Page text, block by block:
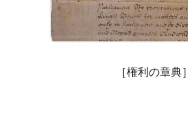
［権利の章典］